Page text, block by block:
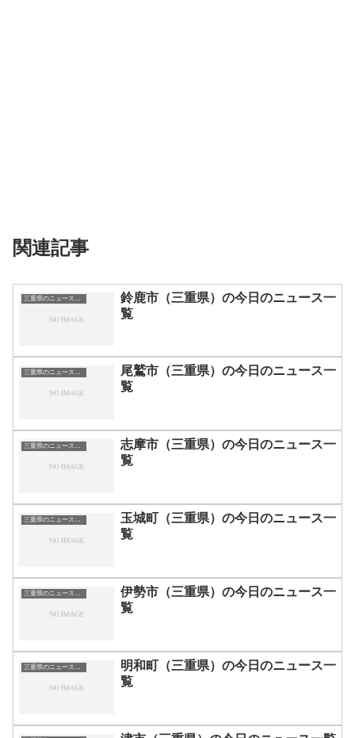
関連記事
三重県のニュース一覧
鈴鹿市（三重県）の今日のニュース一
覧
三重県のニュース一覧
尾鷲市（三重県）の今日のニュース一
覧
三重県のニュース一覧
志摩市（三重県）の今日のニュース一
覧
三重県のニュース一覧
玉城町（三重県）の今日のニュース一
覧
三重県のニュース一覧
伊勢市（三重県）の今日のニュース一
覧
三重県のニュース一覧
明和町（三重県）の今日のニュース一
覧